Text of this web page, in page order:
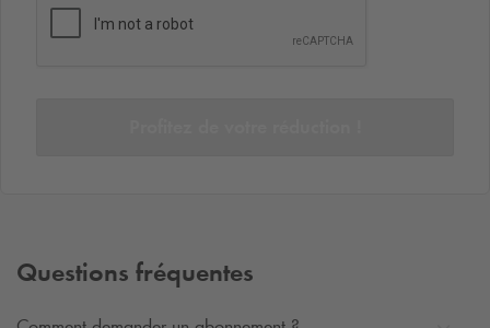
Questions fréquentes